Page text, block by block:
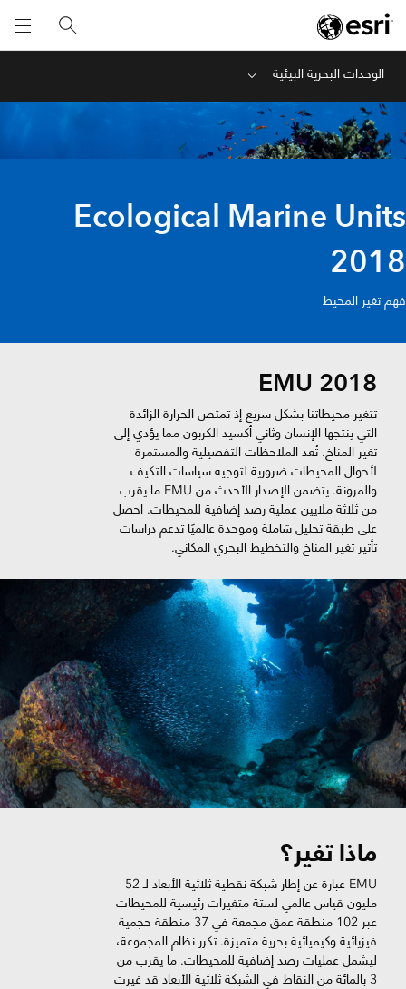
الوحدات البحرية البيئية Menu
Ecological Marine Units
2018
فهم تغير المحيط
EMU 2018
تتغير محيطاتنا بشكل سريع إذ تمتص الحرارة الزائدة
التي ينتجها الإنسان وثاني أكسيد الكربون مما يؤدي إلى
تغير المناخ. تُعد الملاحظات التفصيلية والمستمرة
لأحوال المحيطات ضرورية لتوجيه سياسات التكيف
والمرونة. يتضمن الإصدار الأحدث من EMU ما يقرب
من ثلاثة ملايين عملية رصد إضافية للمحيطات. احصل
على طبقة تحليل شاملة وموحدة عالميًا تدعم دراسات
تأثير تغير المناخ والتخطيط البحري المكاني.
ماذا تغير؟
EMU عبارة عن إطار شبكة نقطية ثلاثية الأبعاد لـ 52
مليون قياس عالمي لستة متغيرات رئيسية للمحيطات
عبر 102 منطقة عمق مجمعة في 37 منطقة حجمية
فيزيائية وكيميائية بحرية متميزة. تكرر نظام المجموعة،
ليشمل عمليات رصد إضافية للمحيطات. ما يقرب من
3 بالمائة من النقاط في الشبكة ثلاثية الأبعاد قد غيرت